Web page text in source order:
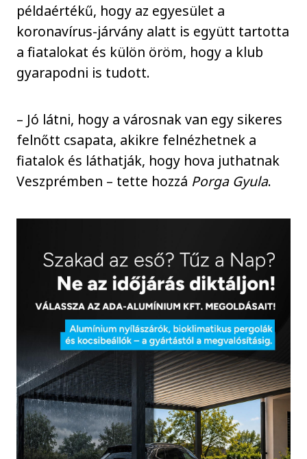
példaértékű, hogy az egyesület a
koronavírus-járvány alatt is együtt tartotta
a fiatalokat és külön öröm, hogy a klub
gyarapodni is tudott.
– Jó látni, hogy a városnak van egy sikeres
felnőtt csapata, akikre felnézhetnek a
fiatalok és láthatják, hogy hova juthatnak
Veszprémben – tette hozzá Porga Gyula.